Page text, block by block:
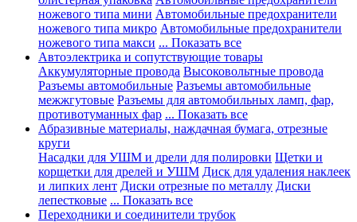
ножевого типа мини Автомобильные предохранители
ножевого типа микро Автомобильные предохранители
ножевого типа макси ... Показать все
Автоэлектрика и сопутствующие товары
Аккумуляторные провода Высоковольтные провода
Разъемы автомобильные Разъемы автомобильные
межжгутовые Разъемы для автомобильных ламп, фар,
противотуманных фар ... Показать все
Абразивные материалы, наждачная бумага, отрезные
круги
Насадки для УШМ и дрели для полировки Щетки и
корщетки для дрелей и УШМ Диск для удаления наклеек
и липких лент Диски отрезные по металлу Диски
лепестковые ... Показать все
Переходники и соединители трубок